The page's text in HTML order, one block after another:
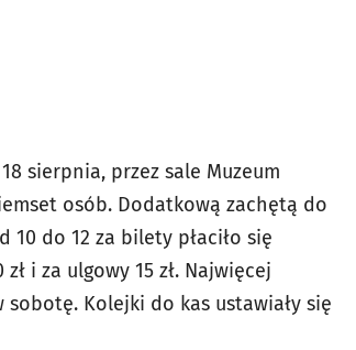
sierpnia, przez sale Muzeum
osób. Dodatkową zachętą do
do 12 za bilety płaciło się
i za ulgowy 15 zł. Najwięcej
Kolejki do kas ustawiały się